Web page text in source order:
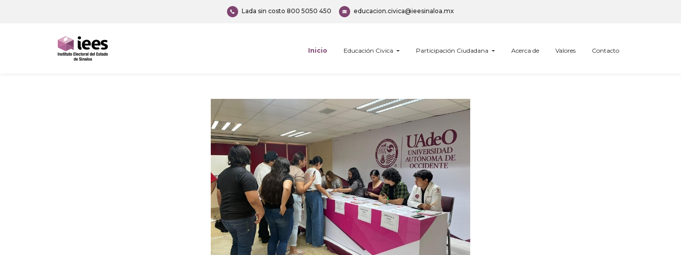
Lada sin costo 800 5050 450 educacion.civica@ieesinaloa.mx
Inicio Educación Civica Participación Ciudadana Acerca de Valores Contacto